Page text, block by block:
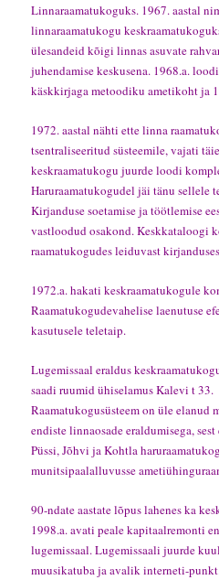
Linnaraamatukoguks. 1967. aastal
linnaraamatukogu
ülesandeid kõigi linnas asuvate
juhendamise keskusena. 1968.a.
käskkirjaga metoodiku ametikoht ja
1972. aastal nähti ette linna
tsentraliseeritud süsteemile, vajati
keskraamatukogu juurde loodi
Haruraamatukogudel jäi tänu sellele
Kirjanduse soetamise ja töötlemise
vastloodud osakond. Keskkataloogi
raamatukogudes leiduvast
1972.a. hakati keskraamatukogule
Raamatukogudevahelise laenutuse
kasutusele teletaip.
Lugemissaal eraldus
saadi ruumid ühiselamus Kalevi t 33.
Raamatukogusüsteem on üle elanud
endiste linnaosade eraldumisega,
Püssi, Jõhvi ja Kohtla
munitsipaalalluvusse
90-ndate aastate lõpus lahenes ka
1998.a. avati peale kapitaalremonti
lugemissaal. Lugemissaali juurde
muusikatuba ja avalik interneti-